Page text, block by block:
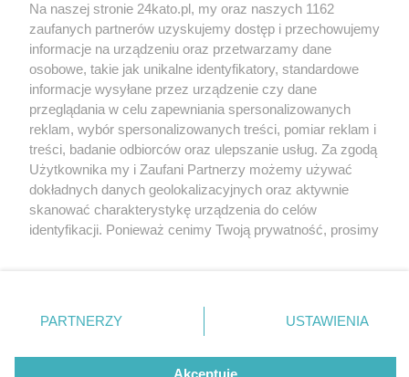
Autobus CNG, PKM Katowice
Wróć do artykułu:
Panie kierowco, gazu! 15 nowych autobusów
zasilanych gazem CNG kupi katowicki PKM
Wydawca mediów lokalnych
Nie zapomnij
zapoznać się z:
polityką prywatności regulamin korzystania z portali
Twojemiasto
Piekary Śląskie
Chorzów
Tarnowskie Góry
Gliwice
Skontakuj sięz nami
Kontakt
Wydawca
Redakcja
Na naszej stronie 24kato.pl, my oraz naszych 1162
zaufanych partnerów uzyskujemy dostęp i przechowujemy
informacje na urządzeniu oraz przetwarzamy dane
osobowe, takie jak unikalne identyfikatory, standardowe
informacje wysyłane przez urządzenie czy dane
przeglądania w celu zapewniania spersonalizowanych
reklam, wybór spersonalizowanych treści, pomiar reklam i
treści, badanie odbiorców oraz ulepszanie usług. Za zgodą
Użytkownika my i Zaufani Partnerzy możemy używać
dokładnych danych geolokalizacyjnych oraz aktywnie
skanować charakterystykę urządzenia do celów
identyfikacji. Ponieważ cenimy Twoją prywatność, prosimy
prywatności znajdujący się w lewym dolnym rogu strony
. Niektóre rodzaje przetwarzania danych nie wymagają
zgody użytkownika, ale masz prawo sprzeciwić się
takiemu przetwarzaniu. Preferencje będą miały
PARTNERZY USTAWIENIA
Akceptuję